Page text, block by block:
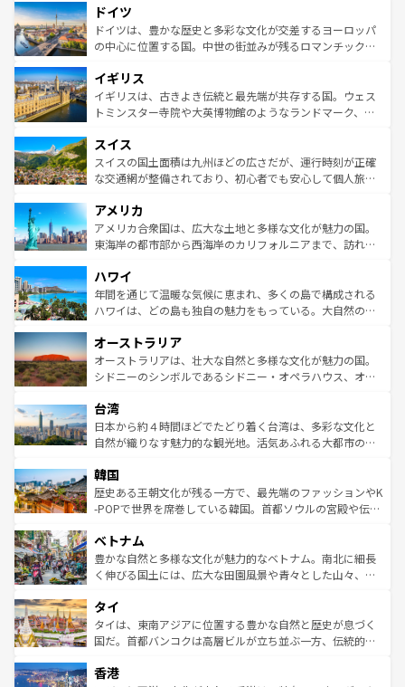
せる。地方によって風土や気候が異なるスペインはその個
性で訪れる人を魅了する。 なお、新着のスペイン情報は コ
ンテンツ一覧を参照してほしい。
で、幅広い魅力が詰まっている。華麗な宮殿、歴史的な大
聖堂、美しいビーチ、そして豊かな自然が、訪れる者を心
から魅了する。また、フランスは美食の国としても知ら
いる。シャンパンの発祥地であるランス、プロヴァンスの
香り高いラベンダー畑など、多彩な楽しみ方が可能だ。さ
らに、パリ以外の地域にも魅力が溢れており、どの街角に
れる地方に足を運ぶとそれぞれで全く異なる文化を体験で
きるだろう。 なお、新着のフランス情報はコンテンツ一覧
を参照してほしい。
ドイツ
ドイツは、豊かな歴史と多彩な文化が交差するヨーロッパ
の中心に位置する国。中世の街並みが残るロマンチック街
顔を持つこの国は、どこを歩いても飽きることがない。ベ
ルリンの文化的活気、バイエルン州のアルプスの絶景、そ
してライン川沿いのワイン畑といった風景は必見。ビール
は、お酒好きな人にはぜひ体験してほしい。 なお、新着の
ドイツ情報はコンテンツ一覧を参照してほしい。
イギリス
イギリスは、古きよき伝統と最先端が共存する国。ウェス
トミンスター寺院や大英博物館のようなランドマーク、歴
リアごとに異なる魅力がある。また、優雅なアフタヌーン
ティー、ビール好きにはたまらない英国パブ、サッカー観
戦など、本場だからこそできる体験も豊富。イギリスを旅
ンツ一覧を参照してほしい。
スイス
スイスの国土面積は九州ほどの広さだが、運行時刻が正確
な交通網が整備されており、初心者でも安心して個人旅行
の建物がそのまま残る町や、スイスならではのユニークな
博物館もあり、アルプス観光だけでなく町歩きも満喫する
ことができる。国民の所得が高いため物価も高いが、旅行
ば市内交通費無料で観光を楽しむこともできる。 なお、新
着のスイス情報はコンテンツ一覧 を参照してほしい。
アメリカ
アメリカ合衆国は、広大な土地と多様な文化が魅力の国。
東海岸の都市部から西海岸のカリフォルニアまで、訪れる
のような巨大都市は、観光、ショッピング、エンターテイ
ンメントが詰まった刺激的なスポットだ。一方、アメリカ
西部には大自然が広がり、グランドキャニオンやイエロー
部のニューオーリンズでは、音楽と美食が融合した独特の
文化が魅力。旅行者はアメリカの各地域で異なる魅力を楽
しみながら、その多様性と豊かな歴史を感じることができ
ならではの贅沢な旅のスタイルだ。 なお、新着のアメリカ
情報はコンテンツ一覧を参照してほしい。
ハワイ
年間を通じて温暖な気候に恵まれ、多くの島で構成される
ハワイは、どの島も独自の魅力をもっている。大自然の神
ワイ島は見逃せない。また、定番の観光地といえばオアフ
島だが、静かな自然を求めるならマウイ島やカウアイ島が
おすすめ。エメラルドグリーンに輝く海をはじめ、豊かな
れるおもてなしの心で訪れる人々を迎えてくれるハワイの
人々、おいしいローカルフードやハワイアンミュージッ
ク、伝統的なフラダンスなど、すべてがハワイの魅力を彩
ワイを、存分に味わってほしい。 なお、新着のハワイ情報
はコンテンツ一覧を参照してほしい。
オーストラリア
オーストラリアは、壮大な自然と多様な文化が魅力の国。
シドニーのシンボルであるシドニー・オペラハウス、オー
リアリーフや大陸中央部にそびえるウルル（エアーズロッ
ク）、タスマニアの美しい原生林やケアンズの熱帯雨林な
ど、見どころがたくさん。また、カフェやワイン、オージ
いる。アクティビティも充実しており、サーフィンやダイ
ビング、ハイキングなど、アウトドア好きにはたまらな
い。オーストラリアの多彩な魅力を存分に味わいつくそ
参照してほしい。
台湾
日本から約４時間ほどでたどり着く台湾は、多彩な文化と
自然が織りなす魅力的な観光地。活気あふれる大都市の台
ン）、静ひつな山岳地帯である台湾東部など、都市の喧騒
と山間の静けさが共存しており、訪れる人に新しい発見と
驚きをもたらしてくれる。また、奥深い台湾の食文化も魅
容にもいいと評判のスイーツなど、バラエティ豊かな料理
が味わえる。 なお、新着の台湾情報は コンテンツ一覧を参
照してほしい。
韓国
歴史ある王朝文化が残る一方で、最先端のファッションやK
-POPで世界を席巻している韓国。首都ソウルの宮殿や伝統
き、地方に足を延ばせば四季折々の自然美を楽しむことが
できる。そして、キムチや焼肉、絶品のストリートフード
まで、さまざまな韓国料理が待っている。夜には、韓国な
リティに包まれながら、韓国の多彩な魅力を心ゆくまで味
わってみてほしい。 なお、新着の韓国情報はコンテンツ一
覧を参照してほしい。
ベトナム
豊かな自然と多様な文化が魅力的なベトナム。南北に細長
く伸びる国土には、広大な田園風景や青々とした山々、世
急速な発展と共に伝統が息づく。ハノイの古い町並みやホ
ーチミン市のフランス統治時代の建物も、独特の雰囲気を
醸し出している。また、バラエティの豊かさとおいしさで
とつ。フォーやバインミー、ベトナムコーヒーなどは、ぜ
タイ
タイは、東南アジアに位置する豊かな自然と歴史が息づく
国だ。首都バンコクは高層ビルが立ち並ぶ一方、伝統的な
の活気が交差している。北部ではチェンマイなどの山岳地
香港